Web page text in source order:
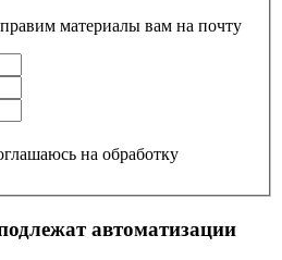
материалы вам на почту
на обработку
автоматизации